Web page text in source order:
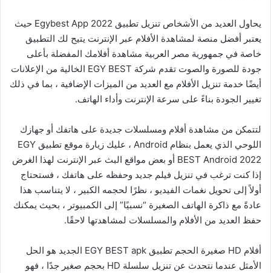
يحاول العديد من الأشخاص تنزيل تطبيق Egybest App 2022 حيث
يعتبر أفضل منصة لمشاهدة الأفلام عبر الإنترنت يتيح لك التطبيق
خاصة في جمهورية مصر العربية مشاهدة أفلامك المفضلة بأعلى
جودة للصورة والصوت تقدم شركة EGY BEST الخالية من الإعلانات
أيضًا خدمة تنزيل الأفلام مع العديد من الميزات الإضافية ، بما في ذلك
تغيير الجودة بناءً على سرعة الإنترنت وأداء الهاتف.
لتتمكن من مشاهدة أفلام ومسلسلات جديدة على هاتفك أو جهازك
اللوحي الذي يعمل بنظام Android ، عليك زيارة موقع تطبيق EGY
BEST Android 2022 أو بعض مواقع البث عبر الإنترنت لهذا الغرض
إذا كنت ترغب في تنزيل فيلم جديد وحفظه على هاتفك ، فستحتاج
أولاً إلى تحويل نغمات الفيديو ، نظرًا لحجمه الكبير ، لا يتناسب هذا
عادةً مع ذاكرة الهاتف الصغيرة “نسبيًا” إلى الكمبيوتر ، بحيث يمكنك
حفظ العديد من الأفلام والمسلسلات لمشاهدتها لاحقًا.
أفلام HD صغيرة الحجم تطبيق EGY BEST apk الجديد هو الحل
الأمثل عندما نتحدث عن تنزيل سلسلة HD بحجم صغير جدًا ، فهو